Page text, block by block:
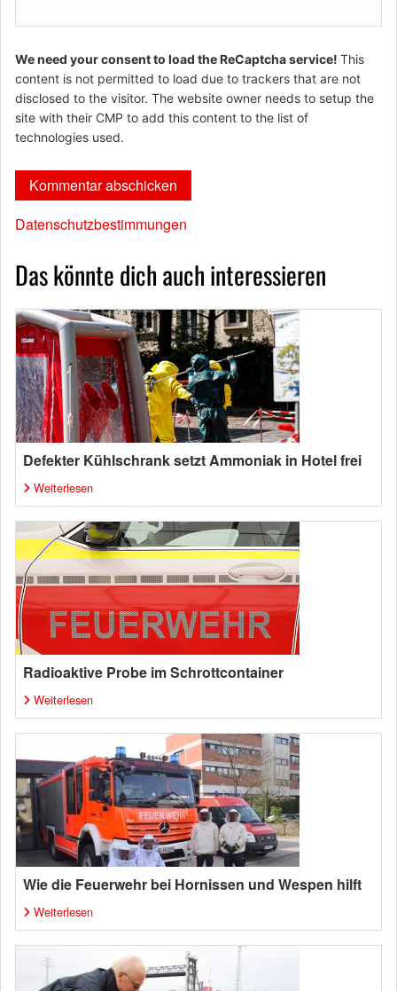
We need your consent to load the ReCaptcha service! This
content is not permitted to load due to trackers that are not
disclosed to the visitor. The website owner needs to setup the
site with their CMP to add this content to the list of
technologies used.
Datenschutzbestimmungen
Das könnte dich auch interessieren
Defekter Kühlschrank setzt Ammoniak in Hotel frei
Weiterlesen
Radioaktive Probe im Schrottcontainer
Weiterlesen
Wie die Feuerwehr bei Hornissen und Wespen hilft
Weiterlesen